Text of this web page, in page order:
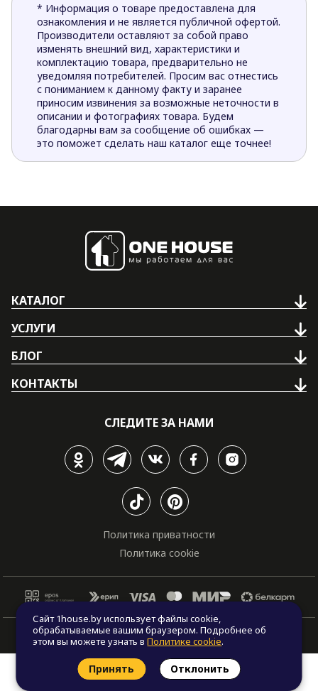
* Информация о товаре предоставлена для
ознакомления и не является публичной офертой.
Производители оставляют за собой право
изменять внешний вид, характеристики и
комплектацию товара, предварительно не
уведомляя потребителей. Просим вас отнестись
с пониманием к данному факту и заранее
приносим извинения за возможные неточности в
описании и фотографиях товара. Будем
благодарны вам за сообщение об ошибках —
это поможет сделать наш каталог еще точнее!
КАТАЛОГ
УСЛУГИ
БЛОГ
КОНТАКТЫ
СЛЕДИТЕ ЗА НАМИ
Политика приватности
Политика cookie
© Все права защищены. "One house", 2011 - 2026
Заказать звонок Найти проект
Сайт 1house.by использует файлы cookie,
обрабатываемые вашим браузером. Подробнее об
этом вы можете узнать вПолитике cookie.
Принять Отклонить